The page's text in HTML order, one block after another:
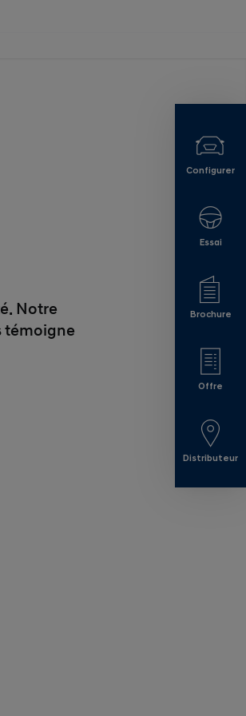
Notre
témoigne
Configurer
Essai
Brochure
Offre
Distributeur